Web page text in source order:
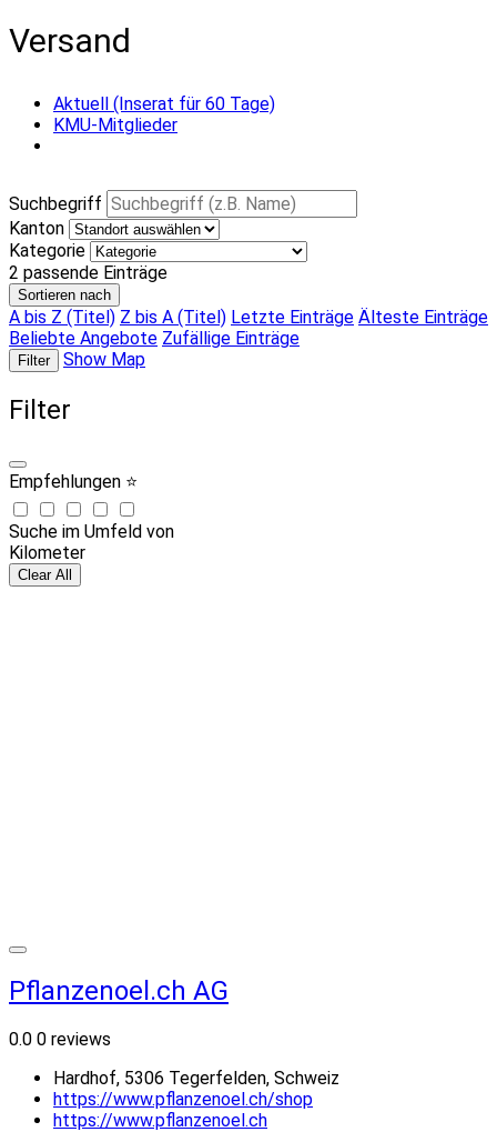
Versand
Aktuell (Inserat für 60 Tage)
KMU-Mitglieder
Suchbegriff
Kanton
Kategorie
2 passende Einträge
Sortieren nach
A bis Z (Titel) Z bis A (Titel) Letzte Einträge Älteste Einträge
Beliebte Angebote Zufällige Einträge
Filter Show Map
Filter
Empfehlungen ⭐
Suche im Umfeld von
Kilometer
Clear All
Pflanzenoel.ch AG
0.0 0 reviews
Hardhof, 5306 Tegerfelden, Schweiz
https://www.pflanzenoel.ch/shop
https://www.pflanzenoel.ch